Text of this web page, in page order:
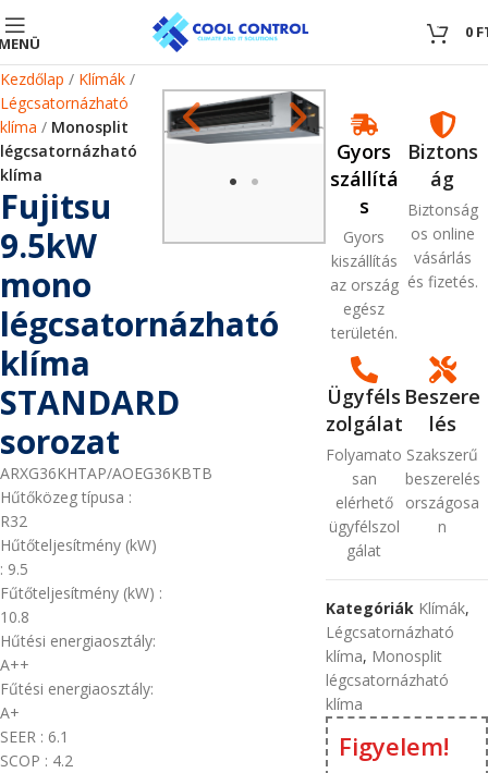
0 0
Kezdőlap
Klímák
Légcsatornázható
klíma
Monosplit
légcsatornázható
klíma
Fujitsu
9.5kW
mono
légcsatornázható
klíma
STANDARD
sorozat
ARXG36KHTAP/AOEG36KBTB
Hűtőközeg típusa :
R32
Hűtőteljesítmény (kW)
: 9.5
Fűtőteljesítmény (kW) :
10.8
Hűtési energiaosztály:
A++
Fűtési energiaosztály:
A+
SEER : 6.1
SCOP : 4.2
Gyors
szállítá
s
Gyors
kiszállítás
az ország
egész
területén.
Biztons
ág
Biztonság
os online
vásárlás
és fizetés.
Ügyféls
zolgálat
Folyamato
san
elérhető
ügyfélszol
gálat
Beszere
lés
Szakszerű
beszerelés
országosa
n
Kategóriák Klímák,
Légcsatornázható
klíma, Monosplit
légcsatornázható
klíma
Figyelem!